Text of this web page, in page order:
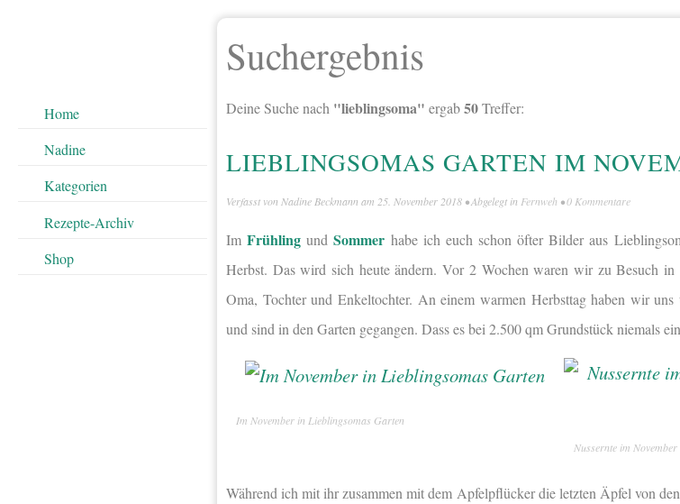
Home
Nadine
Kategorien
Rezepte-Archiv
Shop
Suchergebnis
Deine Suche nach "lieblingsoma" ergab50Treffer:
LIEBLINGSOMAS GARTEN IM
Verfasst von Nadine Beckmann am 25. November 2018 • Abgelegt in Fernweh •0 Kommentare
ImFrühling undSommer habe ich euch schon öfter Bilder aus
Herbst. Das wird sich heute ändern. Vor 2 Wochen waren wir zu Besuch in
Oma, Tochter und Enkeltochter. An einem warmen Herbsttag haben wir uns
und sind in den Garten gegangen. Dass es bei 2.500 qm Grundstück niemals
Im November in Lieblingsomas Garten
Nussernte im
Während ich mit ihr zusammen mit dem Apfelpflücker die letzten Äpfel von